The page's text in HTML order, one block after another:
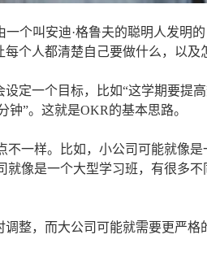
个叫安迪·格鲁夫的聪明人发明
个人都清楚自己要做什么，以及
定一个目标，比如“这学期要提
钟”。这就是OKR的基本思路。
一样。比如，小公司可能就像
像是一个大型学习班，有很多不
整，而大公司可能就需要更严